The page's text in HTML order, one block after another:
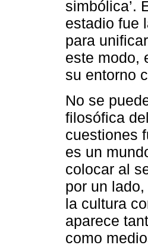
simbólica’.
estadio fue
para
este modo,
su entorno
No se
filosófica
cuestiones
es un
colocar al
por un
la cultura
aparece
como